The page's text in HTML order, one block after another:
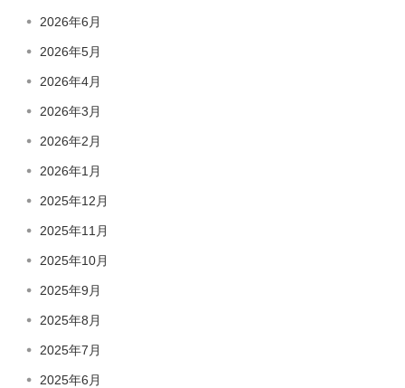
2026年6月
2026年5月
2026年4月
2026年3月
2026年2月
2026年1月
2025年12月
2025年11月
2025年10月
2025年9月
2025年8月
2025年7月
2025年6月